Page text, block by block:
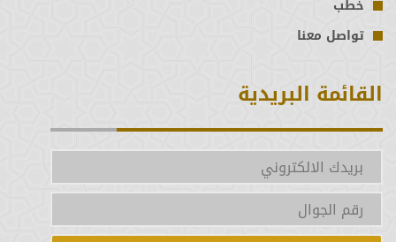
الدورة (19)
الدورة (18)
الدورة (17)
الدورة (16)
خطب
تواصل معنا
القائمة البريدية